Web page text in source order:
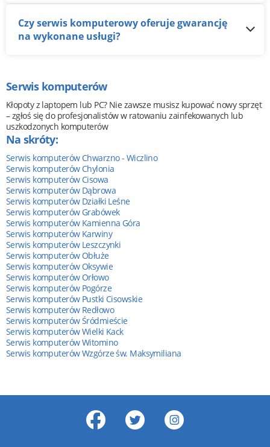
Czy serwis komputerowy oferuje gwarancję
na wykonane usługi?
Serwis komputerów
Kłopoty z laptopem lub PC? Nie zawsze musisz kupować nowy sprzęt
– zgłoś się do profesjonalistów w ratowaniu zainfekowanych lub
uszkodzonych komputerów
Na skróty:
Serwis komputerów Chwarzno - Wiczlino
Serwis komputerów Chylonia
Serwis komputerów Cisowa
Serwis komputerów Dąbrowa
Serwis komputerów Działki Leśne
Serwis komputerów Grabówek
Serwis komputerów Kamienna Góra
Serwis komputerów Karwiny
Serwis komputerów Leszczynki
Serwis komputerów Obłuże
Serwis komputerów Oksywie
Serwis komputerów Orłowo
Serwis komputerów Pogórze
Serwis komputerów Pustki Cisowskie
Serwis komputerów Redłowo
Serwis komputerów Śródmieście
Serwis komputerów Wielki Kack
Serwis komputerów Witomino
Serwis komputerów Wzgórze św. Maksymiliana